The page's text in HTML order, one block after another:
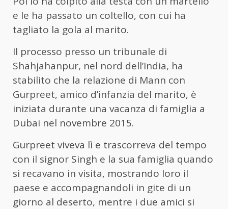
e le ha passato un coltello, con cui ha
tagliato la gola al marito.
Il processo presso un tribunale di
Shahjahanpur, nel nord dell’India, ha
stabilito che la relazione di Mann con
Gurpreet, amico d’infanzia del marito, è
iniziata durante una vacanza di famiglia a
Dubai nel novembre 2015.
Gurpreet viveva lì e trascorreva del tempo
con il signor Singh e la sua famiglia quando
si recavano in visita, mostrando loro il
paese e accompagnandoli in gite di un
giorno al deserto, mentre i due amici si